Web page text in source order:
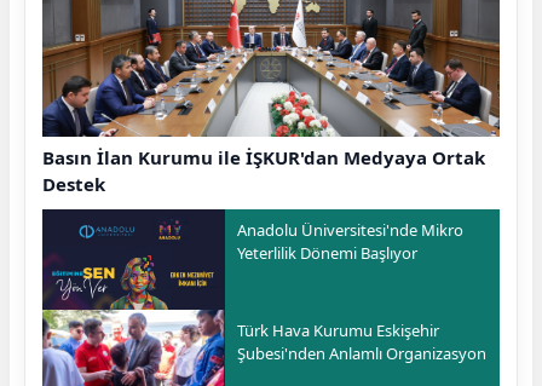
Basın İlan Kurumu ile İŞKUR'dan Medyaya Ortak
Destek
Anadolu Üniversitesi'nde Mikro
Yeterlilik Dönemi Başlıyor
Türk Hava Kurumu Eskişehir
Şubesi'nden Anlamlı Organizasyon